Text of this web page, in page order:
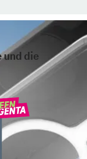
und die